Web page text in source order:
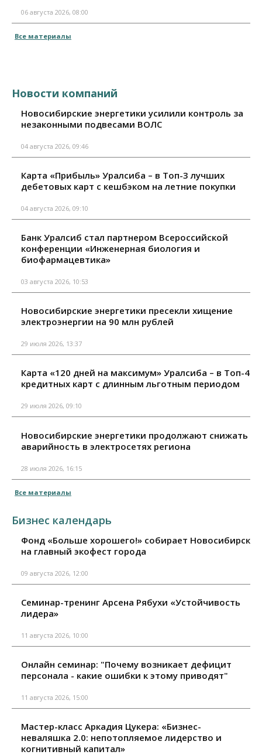
06 августа 2026, 08:00
Все материалы
Новости компаний
Новосибирские энергетики усилили контроль за
незаконными подвесами ВОЛС
04 августа 2026, 09:46
Карта «Прибыль» Уралсиба – в Топ-3 лучших
дебетовых карт с кешбэком на летние покупки
04 августа 2026, 09:10
Банк Уралсиб стал партнером Всероссийской
конференции «Инженерная биология и
биофармацевтика»
03 августа 2026, 10:53
Новосибирские энергетики пресекли хищение
электроэнергии на 90 млн рублей
29 июля 2026, 13:37
Карта «120 дней на максимум» Уралсиба – в Топ-4
кредитных карт с длинным льготным периодом
29 июля 2026, 09:10
Новосибирские энергетики продолжают снижать
аварийность в электросетях региона
28 июля 2026, 16:15
Все материалы
Бизнес календарь
Фонд «Больше хорошего!» собирает Новосибирск
на главный экофест города
09 августа 2026, 12:00
Семинар-тренинг Арсена Рябухи «Устойчивость
лидера»
11 августа 2026, 10:00
Онлайн семинар: "Почему возникает дефицит
персонала - какие ошибки к этому приводят"
11 августа 2026, 15:00
Мастер-класс Аркадия Цукера: «Бизнес-
неваляшка 2.0: непотопляемое лидерство и
когнитивный капитал»